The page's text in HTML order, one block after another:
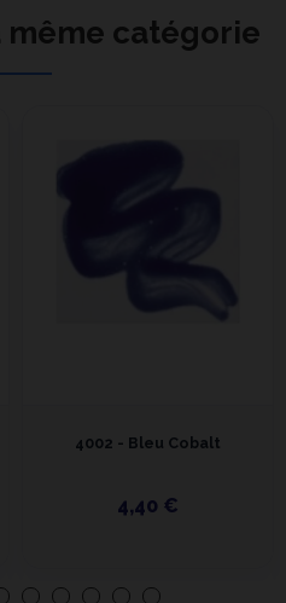
même catégorie
4002 - Bleu Cobalt
4,40 €